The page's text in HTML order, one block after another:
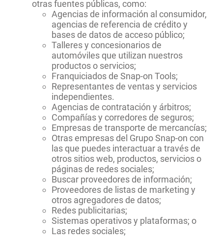
otras fuentes públicas, como:
Agencias de información al consumidor,
agencias de referencia de crédito y
bases de datos de acceso público;
Talleres y concesionarios de
automóviles que utilizan nuestros
productos o servicios;
Franquiciados de Snap-on Tools;
Representantes de ventas y servicios
independientes.
Agencias de contratación y árbitros;
Compañías y corredores de seguros;
Empresas de transporte de mercancías;
Otras empresas del Grupo Snap-on con
las que puedes interactuar a través de
otros sitios web, productos, servicios o
páginas de redes sociales;
Buscar proveedores de información;
Proveedores de listas de marketing y
otros agregadores de datos;
Redes publicitarias;
Sistemas operativos y plataformas; o
Las redes sociales;